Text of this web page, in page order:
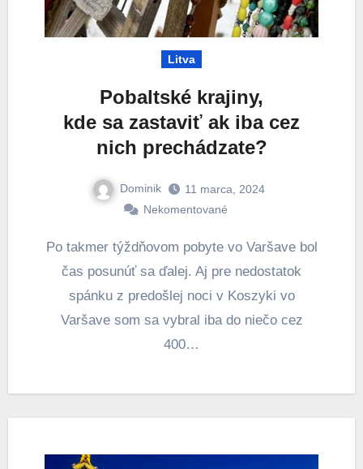
Litva
Pobaltské krajiny,
kde sa zastaviť ak iba cez
nich prechádzate?
Dominik
11 marca, 2024
Nekomentované
Po takmer týždňovom pobyte vo Varšave bol
čas posunúť sa ďalej. Aj pre nedostatok
spánku z predošlej noci v Koszyki vo
Varšave som sa vybral iba do niečo cez
400…